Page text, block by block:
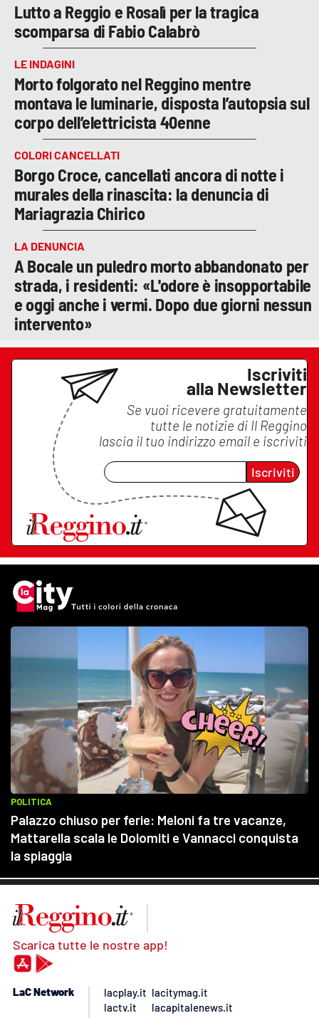
Lutto a Reggio e Rosalì per la tragica
scomparsa di Fabio Calabrò
LE INDAGINI
Morto folgorato nel Reggino mentre
montava le luminarie, disposta l’autopsia sul
corpo dell’elettricista 40enne
COLORI CANCELLATI
Borgo Croce, cancellati ancora di notte i
murales della rinascita: la denuncia di
Mariagrazia Chirico
LA DENUNCIA
A Bocale un puledro morto abbandonato per
strada, i residenti: «L'odore è insopportabile
e oggi anche i vermi. Dopo due giorni nessun
intervento»
Iscriviti
alla Newsletter
Se vuoi ricevere gratuitamente
tutte le notizie di Il Reggino
lascia il tuo indirizzo email e iscriviti
Iscriviti
Scarica tutte le nostre app!
LaC Network
lacplay.it
lactv.it
lacitymag.it
lacapitalenews.it